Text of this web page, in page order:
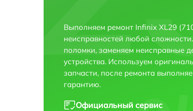
Выполняем ремонт Infinix XL29
неисправностей любой
поломки, заменяем неисправные
устройства. Используем
запчасти, после ремонта
гарантию.
Официальный сервис